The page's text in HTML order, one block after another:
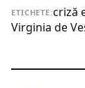
ETICHETE:criză
Virginia de